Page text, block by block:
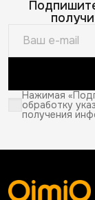
Нажимая
обработку
получения